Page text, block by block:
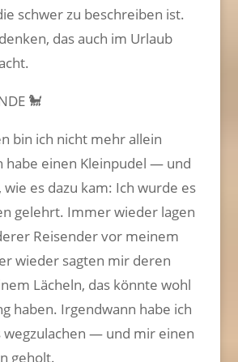
schwer zu beschreiben ist.
das auch im Urlaub
🐩
bin ich nicht mehr allein
habe einen Kleinpudel — und
es dazu kam: Ich wurde es
gelehrt. Immer wieder lagen
Reisender vor meinem
wieder sagten mir deren
Lächeln, das könnte wohl
haben. Irgendwann habe ich
wegzulachen — und mir einen
geholt.